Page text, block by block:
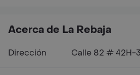
Acerca de La Rebaja
Dirección Calle 82 # 42H-